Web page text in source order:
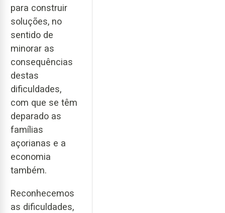
para construir
soluções, no
sentido de
minorar as
consequências
destas
dificuldades,
com que se têm
deparado as
famílias
açorianas e a
economia
também.
Reconhecemos
as dificuldades,